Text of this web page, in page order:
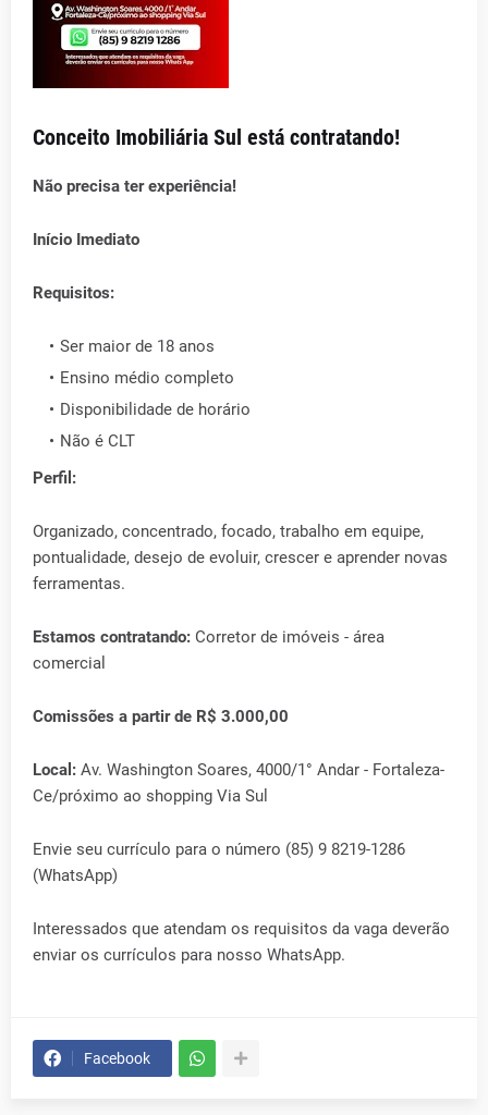
Conceito Imobiliária Sul está contratando!
Não precisa ter experiência!
Início Imediato
Requisitos:
Ser maior de 18 anos
Ensino médio completo
Disponibilidade de horário
Não é CLT
Perfil:
Organizado, concentrado, focado, trabalho em equipe,
pontualidade, desejo de evoluir, crescer e aprender novas
ferramentas.
Estamos contratando: Corretor de imóveis - área
comercial
Comissões a partir de R$ 3.000,00
Local: Av. Washington Soares, 4000/1° Andar - Fortaleza-
Ce/próximo ao shopping Via Sul
Envie seu currículo para o número (85) 9 8219-1286
(WhatsApp)
Interessados que atendam os requisitos da vaga deverão
enviar os currículos para nosso WhatsApp.
Facebook